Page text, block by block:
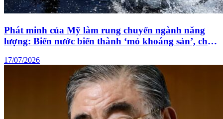
Phát minh của Mỹ làm rung chuyển ngành năng
lượng: Biến nước biển thành ‘mỏ khoáng sản’, chỉ
17/07/2026